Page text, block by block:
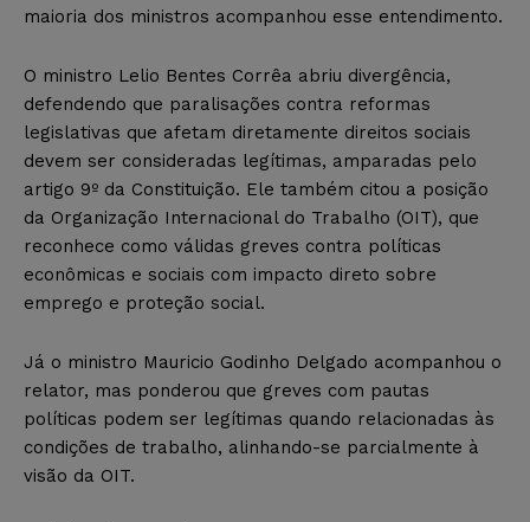
maioria dos ministros acompanhou esse entendimento.
O ministro Lelio Bentes Corrêa abriu divergência,
defendendo que paralisações contra reformas
legislativas que afetam diretamente direitos sociais
devem ser consideradas legítimas, amparadas pelo
artigo 9º da Constituição. Ele também citou a posição
da Organização Internacional do Trabalho (OIT), que
reconhece como válidas greves contra políticas
econômicas e sociais com impacto direto sobre
emprego e proteção social.
Já o ministro Mauricio Godinho Delgado acompanhou o
relator, mas ponderou que greves com pautas
políticas podem ser legítimas quando relacionadas às
condições de trabalho, alinhando-se parcialmente à
visão da OIT.